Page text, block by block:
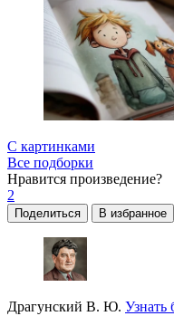
С картинками
Все подборки
Нравится произведение?
2
Поделиться В избранное
Драгунский В. Ю. Узнать